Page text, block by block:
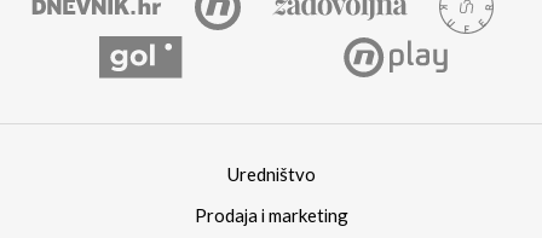
Uredništvo
Prodaja i marketing